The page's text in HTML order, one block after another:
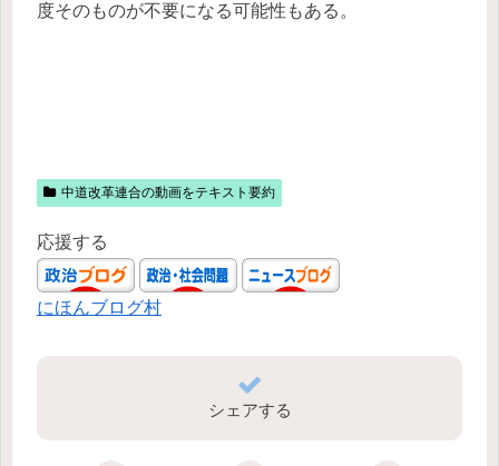
度そのものが不要になる可能性もある。
中道改革連合の動画をテキスト要約
応援する
にほんブログ村
シェアする